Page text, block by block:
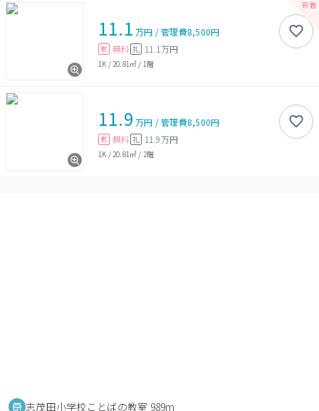
11.1 万円 /管理費8,500円
敷 無料 礼 11.1万円
1K / 20.81㎡ / 1階
11.9 万円 /管理費8,500円
敷 無料 礼 11.9万円
1K / 20.81㎡ / 2階
志茂田小学校ことばの教室 989m